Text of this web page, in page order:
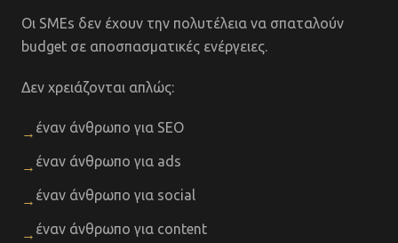
Οι SMEs δεν έχουν την πολυτέλεια να σπαταλούν
budget σε αποσπασματικές ενέργειες.
Δεν χρειάζονται απλώς:
→ έναν άνθρωπο για SEO
→ έναν άνθρωπο για ads
→ έναν άνθρωπο για social
→ έναν άνθρωπο για content